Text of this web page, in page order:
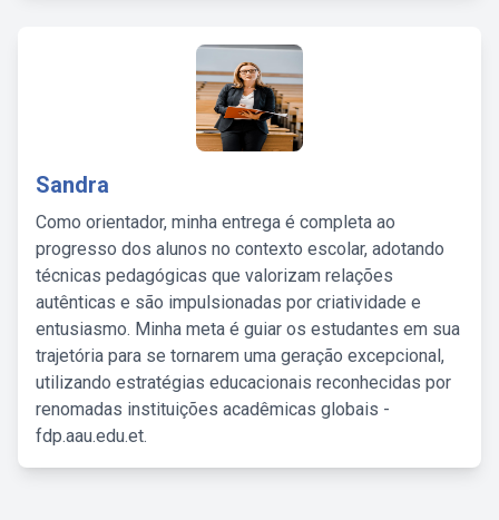
Sandra
Como orientador, minha entrega é completa ao
progresso dos alunos no contexto escolar, adotando
técnicas pedagógicas que valorizam relações
autênticas e são impulsionadas por criatividade e
entusiasmo. Minha meta é guiar os estudantes em sua
trajetória para se tornarem uma geração excepcional,
utilizando estratégias educacionais reconhecidas por
renomadas instituições acadêmicas globais -
fdp.aau.edu.et.